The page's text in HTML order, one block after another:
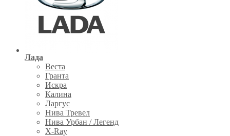
Лада
Веста
Гранта
Искра
Калина
Ларгус
Нива Тревел
Нива Урбан / Легенд
X-Ray